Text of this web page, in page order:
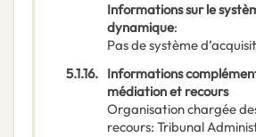
Informations sur le
dynamique:
Pas de système
5.1.16. Informations
médiation et recours
Organisation chargée
recours: Tribunal